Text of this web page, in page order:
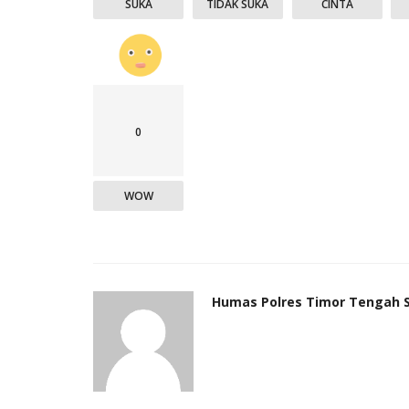
SUKA TIDAK SUKA CINTA
0
WOW
Humas Polres Timor Tengah